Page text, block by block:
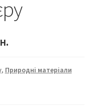
, Природні матеріали